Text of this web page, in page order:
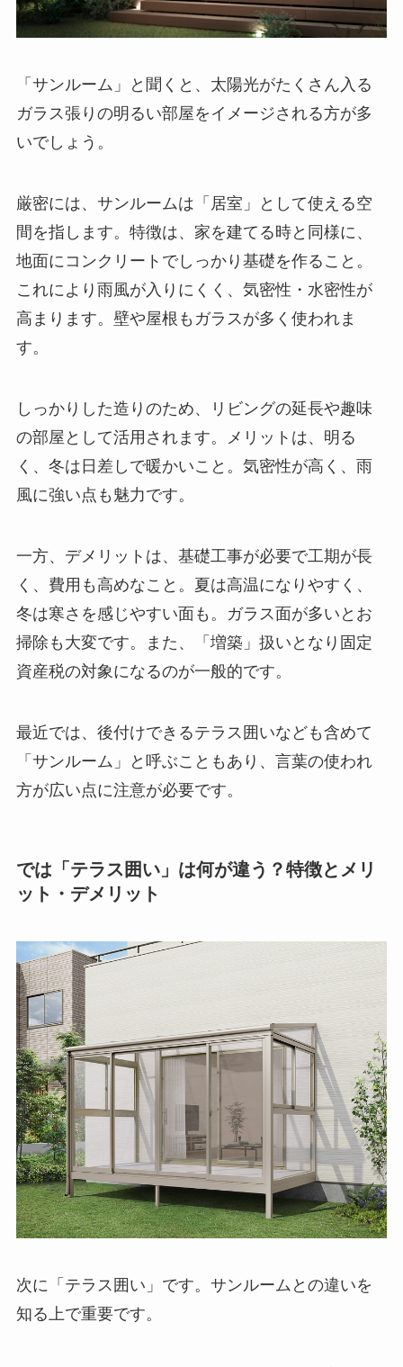
「サンルーム」と聞くと、太陽光がたくさん入る
ガラス張りの明るい部屋をイメージされる方が多
いでしょう。
厳密には、サンルームは「居室」として使える空
間を指します。特徴は、家を建てる時と同様に、
地面にコンクリートでしっかり基礎を作ること。
これにより雨風が入りにくく、気密性・水密性が
高まります。壁や屋根もガラスが多く使われま
す。
しっかりした造りのため、リビングの延長や趣味
の部屋として活用されます。メリットは、明る
く、冬は日差しで暖かいこと。気密性が高く、雨
風に強い点も魅力です。
一方、デメリットは、基礎工事が必要で工期が長
く、費用も高めなこと。夏は高温になりやすく、
冬は寒さを感じやすい面も。ガラス面が多いとお
掃除も大変です。また、「増築」扱いとなり固定
資産税の対象になるのが一般的です。
最近では、後付けできるテラス囲いなども含めて
「サンルーム」と呼ぶこともあり、言葉の使われ
方が広い点に注意が必要です。
では「テラス囲い」は何が違う？特徴とメリ
ット・デメリット
次に「テラス囲い」です。サンルームとの違いを
知る上で重要です。